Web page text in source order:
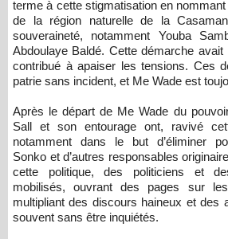
terme à cette stigmatisation en
de la région naturelle de la
souveraineté, notamment Youba
Abdoulaye Baldé. Cette démarche
contribué à apaiser les tensions. Ces
patrie sans incident, et Me Wade est
Après le départ de Me Wade du
Sall et son entourage ont, ravivé
notamment dans le but d’éliminer
Sonko et d’autres responsables
cette politique, des politiciens et
mobilisés, ouvrant des pages sur
multipliant des discours haineux et des
souvent sans être inquiétés.